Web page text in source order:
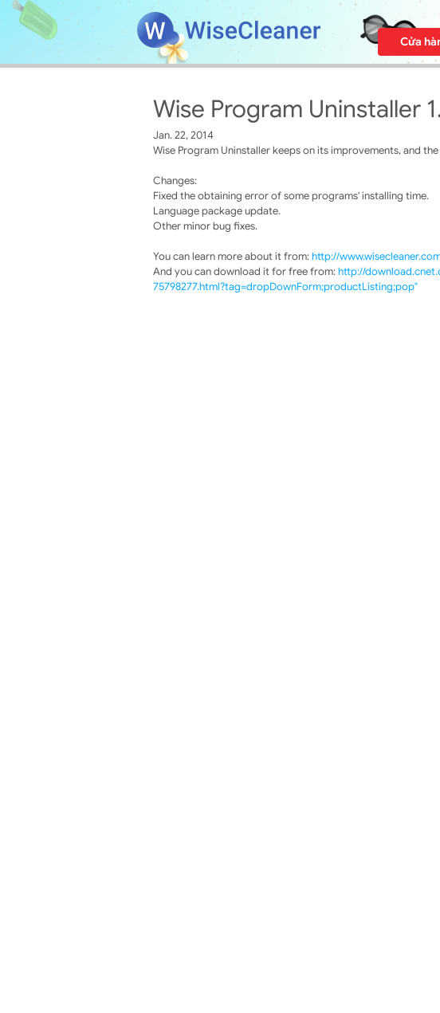
Cửa
Wise Program Uninstaller
Jan. 22, 2014
Wise Program Uninstaller keeps on its improvements, and
Changes:
Fixed the obtaining error of some programs' installing time.
Language package update.
Other minor bug fixes.
You can learn more about it from:http://
And you can download it for free from:http://
75798277.html?tag=dropDownForm;productListing;pop"